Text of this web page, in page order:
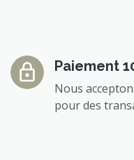
Paiement
Nous
pour des